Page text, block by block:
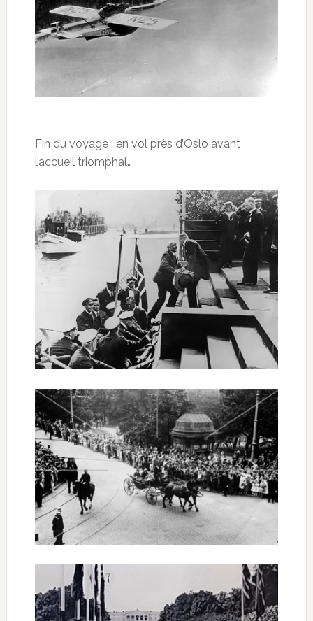
Fin du voyage : en vol près d’Oslo avant
l’accueil triomphal…